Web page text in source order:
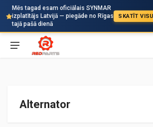
Mēs tagad esam oficiālais SYNMAR
izplatītājs Latvijā — piegāde no Rīgas
tajā pašā dienā
SKATĪT
Auto
Alternator